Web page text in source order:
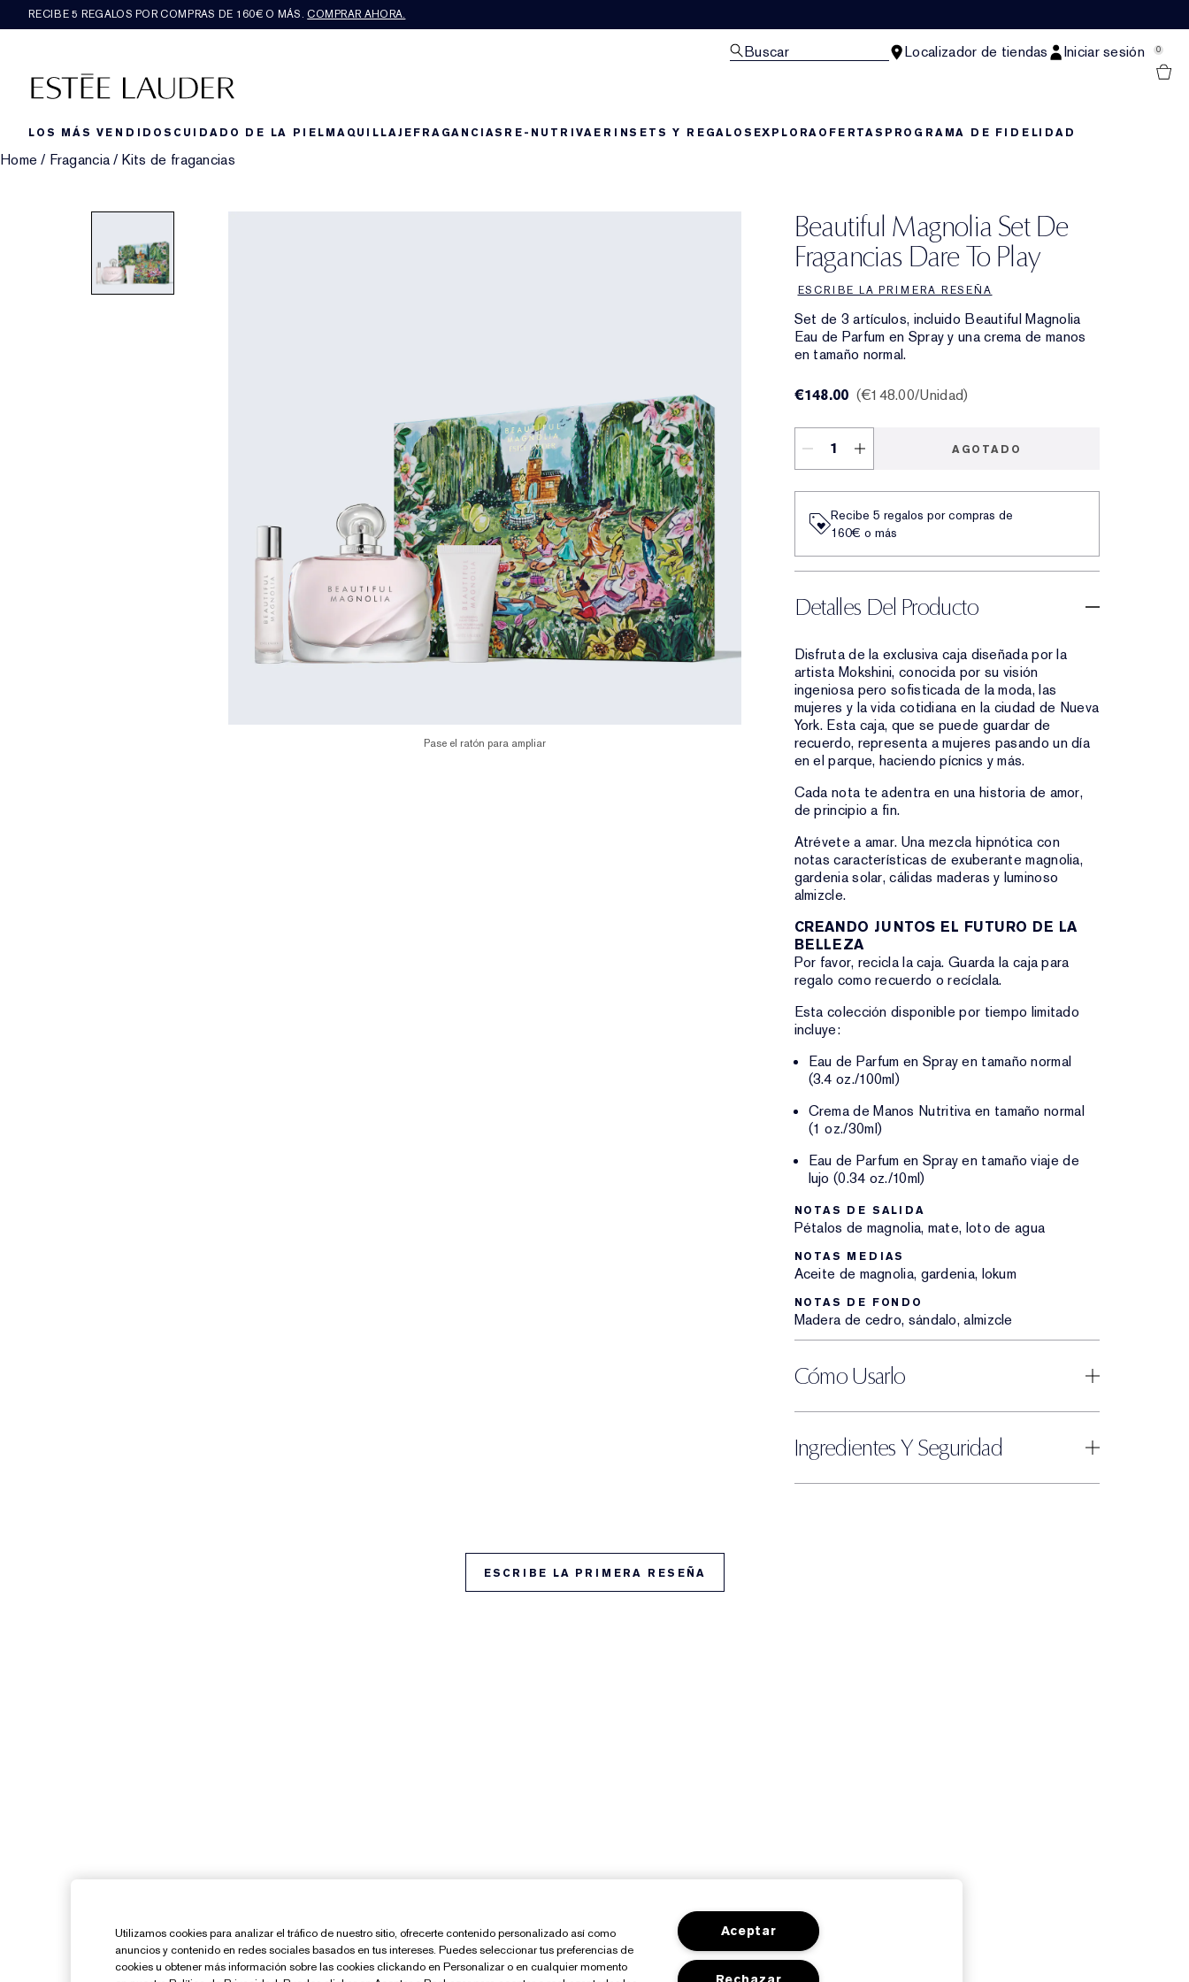
RECIBE 5 REGALOS POR COMPRAS DE 160€ O MÁS. COMPRAR AHORA.
Buscar Localizador de tiendas Iniciar sesión 0
LOS MÁS VENDIDOS CUIDADO DE LA PIELMAQUILLAJEFRAGANCIAS RE-NUTRIVAERINSETS Y REGALOS EXPLORAOFERTAS PROGRAMA DE FIDELIDAD
Home / Fragancia / Kits de fragancias
Beautiful Magnolia Set De
Fragancias Dare To Play
ESCRIBE LA PRIMERA RESEÑA
Set de 3 artículos, incluido Beautiful Magnolia
Eau de Parfum en Spray y una crema de manos
en tamaño normal.
Pase el ratón para ampliar
€148.00 €148.00/Unidad
AGOTADO
Recibe 5 regalos por compras de
160€ o más
Detalles Del Producto
Disfruta de la exclusiva caja diseñada por la
artista Mokshini, conocida por su visión
ingeniosa pero sofisticada de la moda, las
mujeres y la vida cotidiana en la ciudad de Nueva
York. Esta caja, que se puede guardar de
recuerdo, representa a mujeres pasando un día
en el parque, haciendo pícnics y más.
Cada nota te adentra en una historia de amor,
de principio a fin.
Atrévete a amar. Una mezcla hipnótica con
notas características de exuberante magnolia,
gardenia solar, cálidas maderas y luminoso
almizcle.
CREANDO JUNTOS EL FUTURO DE LA
BELLEZA
Por favor, recicla la caja. Guarda la caja para
regalo como recuerdo o recíclala.
Esta colección disponible por tiempo limitado
incluye:
Eau de Parfum en Spray en tamaño normal
(3.4 oz./100ml)
Crema de Manos Nutritiva en tamaño normal
(1 oz./30ml)
Eau de Parfum en Spray en tamaño viaje de
lujo (0.34 oz./10ml)
NOTAS DE SALIDA
Pétalos de magnolia, mate, loto de agua
NOTAS MEDIAS
Aceite de magnolia, gardenia, lokum
NOTAS DE FONDO
Madera de cedro, sándalo, almizcle
Cómo Usarlo
Ingredientes Y Seguridad
ESCRIBE LA PRIMERA RESEÑA
Utilizamos cookies para analizar el tráfico de nuestro sitio, ofrecerte contenido personalizado así como
anuncios y contenido en redes sociales basados en tus intereses. Puedes seleccionar tus preferencias de
cookies u obtener más información sobre las cookies clickando en Personalizar o en cualquier momento
Aceptar